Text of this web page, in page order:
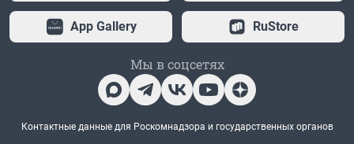
App Gallery RuStore
Мы в соцсетях
Контактные данные для Роскомнадзора и государственных органов